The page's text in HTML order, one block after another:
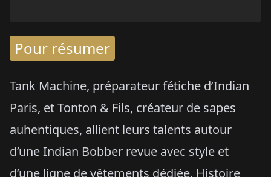
Pour résumer
Tank Machine, préparateur fétiche d’Indian
Paris, et Tonton & Fils, créateur de sapes
auhentiques, allient leurs talents autour
d’une Indian Bobber revue avec style et
d’une ligne de vêtements dédiée. Histoire